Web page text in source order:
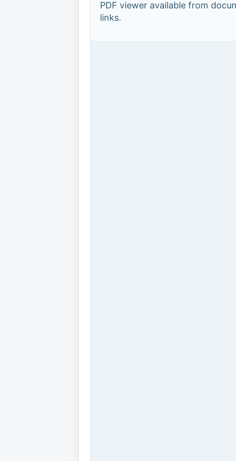
PDF viewer available from
links.